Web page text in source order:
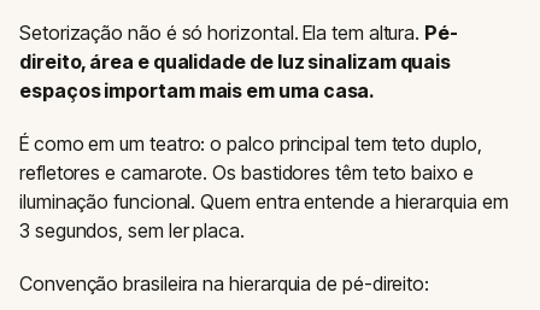
Setorização não é só horizontal. Ela tem altura. Pé-
direito, área e qualidade de luz sinalizam quais
espaços importam mais em uma casa.
É como em um teatro: o palco principal tem teto duplo,
refletores e camarote. Os bastidores têm teto baixo e
iluminação funcional. Quem entra entende a hierarquia em
3 segundos, sem ler placa.
Convenção brasileira na hierarquia de pé-direito: